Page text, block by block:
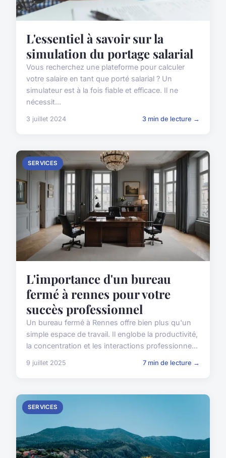
L'essentiel à savoir sur la
simulation du portage salarial
Vous recherchez une plateforme pour calculer
votre salaire en tant que porté salarial ? Un
simulateur est à la fois fiable et efficace. Il ne
nécessit...
3 juillet 2024 3 min de lecture →
SERVICES
L'importance d'un bureau
fermé à rennes pour votre
succès professionnel
Un bureau fermé à Rennes offre bien plus qu'un
simple espace de travail. Il englobe la productivité,
la concentration et les interactions professionne...
9 juillet 2025 7 min de lecture →
SERVICES